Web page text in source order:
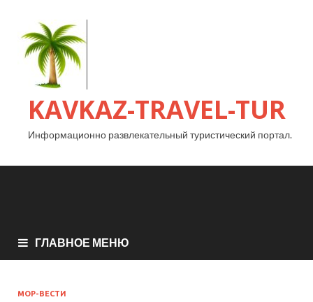
KAVKAZ-TRAVEL-TUR
Информационно развлекательный туристический портал.
ГЛАВНОЕ МЕНЮ
МОР-ВЕСТИ